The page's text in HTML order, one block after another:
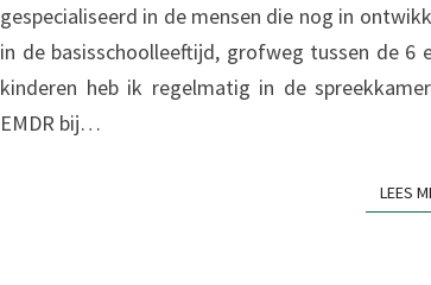
gespecialiseerd in de mensen die nog in
in de basisschoolleeftijd, grofweg tussen de 6
kinderen heb ik regelmatig in de
EMDR bij…
LEES